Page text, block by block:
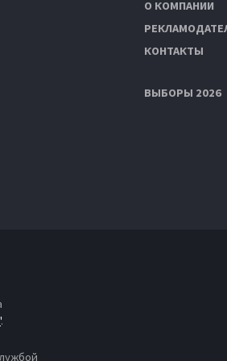
О КОМПАНИИ
КОНТАКТЫ
ВЫБОРЫ 2026
.